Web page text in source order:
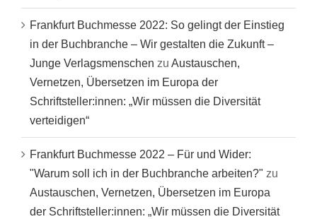
Frankfurt Buchmesse 2022: So gelingt der Einstieg
in der Buchbranche – Wir gestalten die Zukunft –
Junge Verlagsmenschen zu Austauschen,
Vernetzen, Übersetzen im Europa der
Schriftsteller:innen: „Wir müssen die Diversität
verteidigen“
Frankfurt Buchmesse 2022 – Für und Wider:
"Warum soll ich in der Buchbranche arbeiten?" zu
Austauschen, Vernetzen, Übersetzen im Europa
der Schriftsteller:innen: „Wir müssen die Diversität